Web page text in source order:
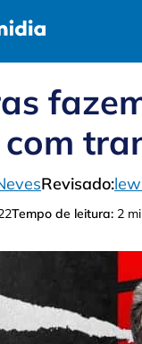
Revisado:
Tempo de leitura: 2